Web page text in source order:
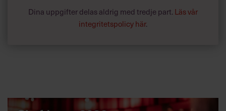
Dina uppgifter delas aldrig med tredje part. Läs vår
integritetspolicy här.